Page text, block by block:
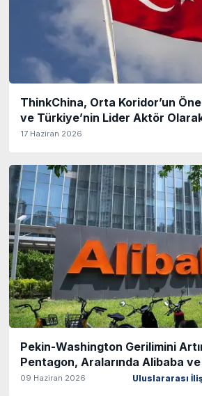
ThinkChina, Orta Koridor’un
ve Türkiye’nin Lider Aktör
17 Haziran 2026
Pekin-Washington Gerilimini
Pentagon, Aralarında Alibaba ve
09 Haziran 2026 Uluslararası